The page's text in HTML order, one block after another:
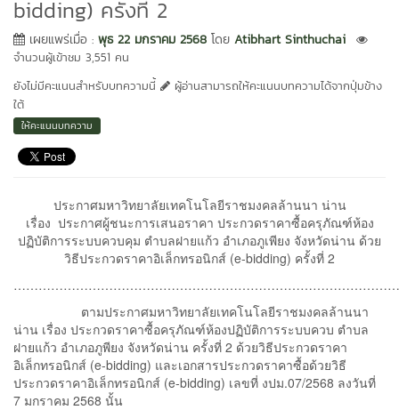
bidding) ครั้งที่ 2
เผยแพร่เมื่อ : พุธ 22 มกราคม 2568 โดย Atibhart Sinthuchai
จำนวนผู้เข้าชม 3,551 คน
ยังไม่มีคะแนนสำหรับบทความนี้
ผู้อ่านสามารถให้คะแนนบทความได้จากปุ่มข้าง
ใต้
ให้คะแนนบทความ
ประกาศมหาวิทยาลัยเทคโนโลยีราชมงคลล้านนา น่าน
เรื่อง ประกาศผู้ชนะการเสนอราคา ประกวดราคาซื้อครุภัณฑ์ห้อง
ปฏิบัติการระบบควบคุม ตำบลฝายแก้ว อำเภอภูเพียง จังหวัดน่าน ด้วย
วิธีประกวดราคาอิเล็กทรอนิกส์ (e-bidding) ครั้งที่ 2
ตามประกาศมหาวิทยาลัยเทคโนโลยีราชมงคลล้านนา
น่าน เรื่อง ประกวดราคาซื้อครุภัณฑ์ห้องปฏิบัติการระบบควบ ตำบล
ฝายแก้ว อำเภอภูพียง จังหวัดน่าน ครั้งที่ 2 ด้วยวิธีประกวดราคา
อิเล็กทรอนิกส์ (e-bidding) และเอกสารประกวดราคาซื้อด้วยวิธี
ประกวดราคาอิเล็กทรอนิกส์ (e-bidding) เลขที่ งปม.07/2568 ลงวันที่
7 มกราคม 2568 นั้น